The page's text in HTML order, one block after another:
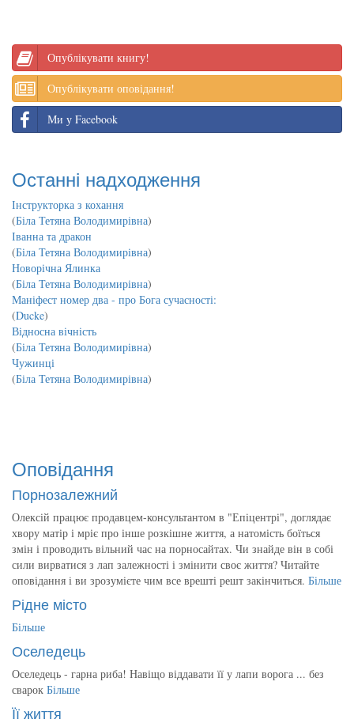
Опублікувати книгу!
Опублікувати оповідання!
Ми у Facebook
Останні надходження
Інструкторка з кохання
(Біла Тетяна Володимирівна)
Іванна та дракон
(Біла Тетяна Володимирівна)
Новорічна Ялинка
(Біла Тетяна Володимирівна)
Маніфест номер два - про Бога сучасності:
(Ducke)
Відносна вічність
(Біла Тетяна Володимирівна)
Чужинці
(Біла Тетяна Володимирівна)
Оповідання
Порнозалежний
Олексій працює продавцем-консультантом в "Епіцентрі", доглядає
хвору матір і мріє про інше розкішне життя, а натомість боїться
змін і проводить вільний час на порносайтах. Чи знайде він в собі
сили вирватися з лап залежності і змінити своє життя? Читайте
оповідання і ви зрозумієте чим все врешті решт закінчиться. Більше
Рідне місто
Більше
Оселедець
Оселедець - гарна риба! Навіщо віддавати її у лапи ворога ... без
сварок Більше
Її життя